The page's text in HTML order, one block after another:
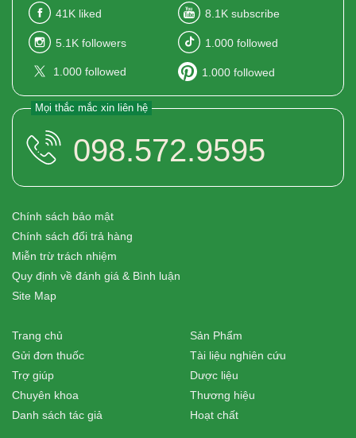
41K liked 8.1K subscribe
5.1K followers 1.000 followed
1.000 followed 1.000 followed
Mọi thắc mắc xin liên hệ
098.572.9595
Chính sách bảo mật
Chính sách đổi trả hàng
Miễn trừ trách nhiệm
Quy định về đánh giá & Bình luận
Site Map
Trang chủ
Gửi đơn thuốc
Trợ giúp
Chuyên khoa
Danh sách tác giả
Sản Phẩm
Tài liệu nghiên cứu
Dược liệu
Thương hiệu
Hoạt chất